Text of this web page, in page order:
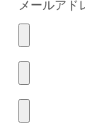
メールアド